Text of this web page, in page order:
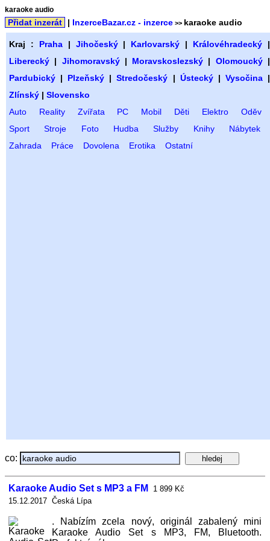
karaoke audio
Přidat inzerát | InzerceBazar.cz - inzerce >> karaoke audio
Kraj : Praha| Jihočeský| Karlovarský | Královéhradecký |
Liberecký | Jihomoravský| Moravskoslezský | Olomoucký|
Pardubický | Plzeňský |Stredočeský | Ústecký| Vysočina|
Zlínský | Slovensko
Auto
Reality Zvířata PC Mobil Děti Elektro
Oděv
Sport
Stroje Foto Hudba Služby Knihy
Nábytek
Zahrada
Práce Dovolena Erotika Ostatní
co:
Karaoke Audio Set s MP3 a FM
1 899 Kč
15.12.2017 Česká Lípa
. Nabízím zcela nový, originál zabalený mini
Karaoke Audio Set s MP3, FM, Bluetooth.